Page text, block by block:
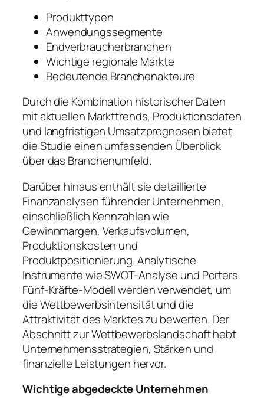
Produkttypen
Anwendungssegmente
Endverbraucherbranchen
Wichtige regionale Märkte
Bedeutende Branchenakteure
Durch die Kombination historischer Daten
mit aktuellen Markttrends, Produktionsdaten
und langfristigen Umsatzprognosen bietet
die Studie einen umfassenden Überblick
über das Branchenumfeld.
Darüber hinaus enthält sie detaillierte
Finanzanalysen führender Unternehmen,
einschließlich Kennzahlen wie
Gewinnmargen, Verkaufsvolumen,
Produktionskosten und
Produktpositionierung. Analytische
Instrumente wie SWOT-Analyse und Porters
Fünf-Kräfte-Modell werden verwendet, um
die Wettbewerbsintensität und die
Attraktivität des Marktes zu bewerten. Der
Abschnitt zur Wettbewerbslandschaft hebt
Unternehmensstrategien, Stärken und
finanzielle Leistungen hervor.
Wichtige abgedeckte Unternehmen